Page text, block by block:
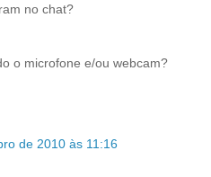
no chat?
o microfone e/ou webcam?
de 2010 às 11:16